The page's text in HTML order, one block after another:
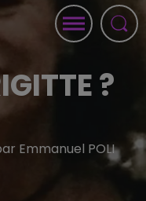
?
Emmanuel POLI